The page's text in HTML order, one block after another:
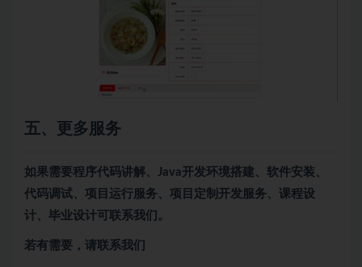
五、更多服务
如果需要程序代码讲解、Java开发环境搭建、软件安装、
代码调试、项目运行服务、项目定制开发服务、课程设
计、毕业设计可联系我们。
若有需要，请联系我们